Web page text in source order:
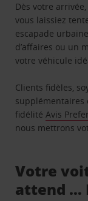
Dès votre
vous laissiez
escapade
d’affaires ou un
votre véhicule
Clients fidèles,
supplémentaires
fidélitéAvis
nous mettrons
Votre
attend …